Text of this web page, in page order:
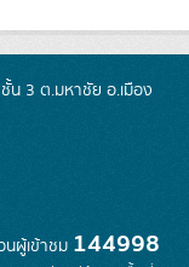
น 3 ต.มหาชัย อ.เมือง
นผู้เข้าชม 144998